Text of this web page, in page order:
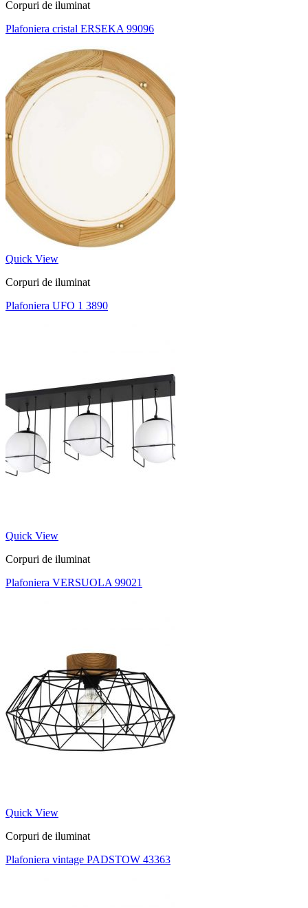
Corpuri de iluminat
Plafoniera cristal ERSEKA 99096
Quick View
Corpuri de iluminat
Plafoniera UFO 1 3890
Quick View
Corpuri de iluminat
Plafoniera VERSUOLA 99021
Quick View
Corpuri de iluminat
Plafoniera vintage PADSTOW 43363